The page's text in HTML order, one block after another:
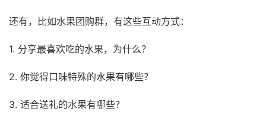
还有，比如水果团购群，有这些互动方式：
1. 分享最喜欢吃的水果，为什么？
2. 你觉得口味特殊的水果有哪些？
3. 适合送礼的水果有哪些？